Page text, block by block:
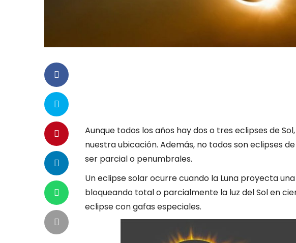
Aunque todos los años hay dos o tres eclipses de
nuestra ubicación. Además, no todos son eclipses
ser parcial o penumbrales.
Un eclipse solar ocurre cuando la Luna proyecta
bloqueando total o parcialmente la luz del Sol en
eclipse con gafas especiales.